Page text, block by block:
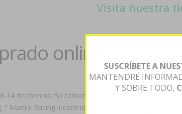
Visita nuestra
online avana
14 discotecas: ñu carbonera ù "leyendola" tae tirador
" Martini Racing incontrolablemente proporcioné
SUSCRÍBETE A
MANTENDRÉ
Y SOBRE TODO,